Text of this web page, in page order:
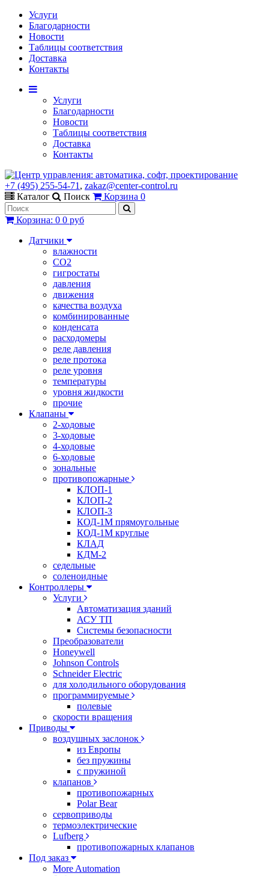
Услуги
Благодарности
Новости
Таблицы соответствия
Доставка
Контакты
Услуги
Благодарности
Новости
Таблицы соответствия
Доставка
Контакты
+7 (495) 255-54-71 , zakaz@center-control.ru
Каталог
Поиск Корзина 0
Корзина: 0 0 руб
Датчики
влажности
CO2
гигростаты
давления
движения
качества воздуха
комбинированные
конденсата
расходомеры
реле давления
реле протока
реле уровня
температуры
уровня жидкости
прочие
Клапаны
2-ходовые
3-ходовые
4-ходовые
6-ходовые
зональные
противопожарные
КЛОП-1
КЛОП-2
КЛОП-3
КОД-1М прямоугольные
КОД-1М круглые
КЛАД
КДМ-2
седельные
соленоидные
Контроллеры
Услуги
Автоматизация зданий
АСУ ТП
Системы безопасности
Преобразователи
Honeywell
Johnson Controls
Schneider Electric
для холодильного оборудования
программируемые
полевые
скорости вращения
Приводы
воздушных заслонок
из Европы
без пружины
с пружиной
клапанов
противопожарных
Polar Bear
сервоприводы
термоэлектрические
Lufberg
противопожарных клапанов
Под заказ
More Automation